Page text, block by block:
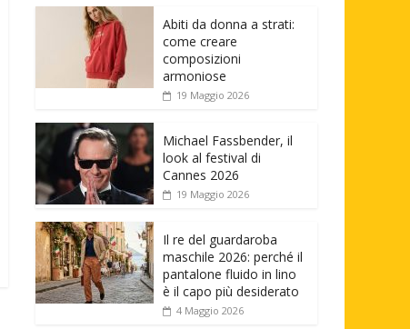
Abiti da donna a strati:
come creare
composizioni
armoniose
19 Maggio 2026
Michael Fassbender, il
look al festival di
Cannes 2026
19 Maggio 2026
Il re del guardaroba
maschile 2026: perché il
pantalone fluido in lino
è il capo più desiderato
4 Maggio 2026